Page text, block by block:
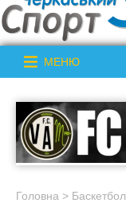
МЕНЮ
Головна > Баскетбол